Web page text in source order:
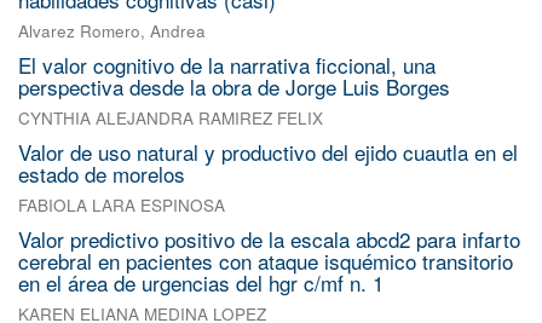
Alvarez Romero, Andrea
El valor cognitivo de la narrativa ficcional, una
perspectiva desde la obra de Jorge Luis Borges
CYNTHIA ALEJANDRA RAMIREZ FELIX
Valor de uso natural y productivo del ejido cuautla en el
estado de morelos
FABIOLA LARA ESPINOSA
Valor predictivo positivo de la escala abcd2 para infarto
cerebral en pacientes con ataque isquémico transitorio
en el área de urgencias del hgr c/mf n. 1
KAREN ELIANA MEDINA LOPEZ